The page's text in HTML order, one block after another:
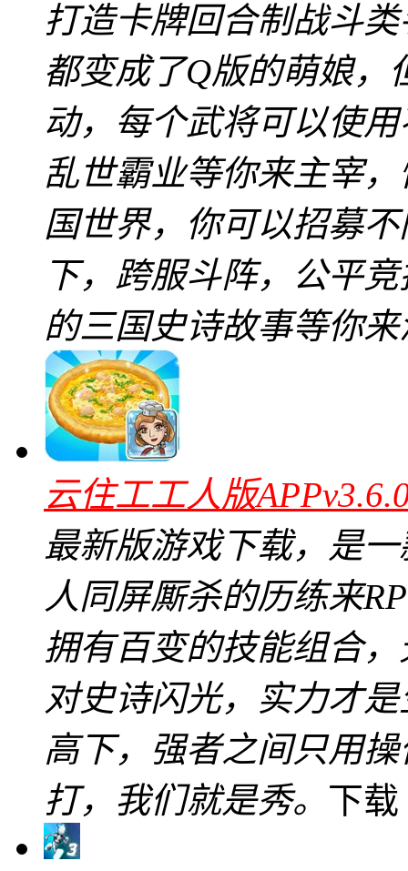
打造卡牌回合制战斗
都变成了Q版的萌娘，
动，每个武将可以使
乱世霸业等你来主宰
国世界，你可以招募
下，跨服斗阵，公平
的三国史诗故事等你
云住工工人版
最新版游戏下载，是
人同屏厮杀的历练来
拥有百变的技能组合
对史诗闪光，实力才
高下，强者之间只用
打，我们就是秀。 下载